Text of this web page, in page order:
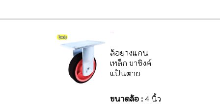
ล้อยางแกน
เหล็ก ขาซิงค์
แป้นตาย
ขนาดล้อ : 4 นิ้ว